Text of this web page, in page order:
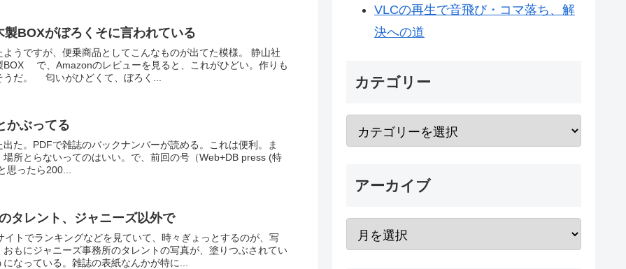
BOXがぼろくそに言われている
うですが、便乗商品としてこんなものが出てた模様。 静山社
BOX で、Amazonのレビューを見ると、これがひどい。作りも
うだ。 匂いがひどくて、ぼろく...
かぶってる
た。PDFで雑誌のバックナンバーが読める。これは便利。ま
所とらないってのはいい。で、前回の号（Web+DB press (特
思ったら200...
タレント、ジャニーズ以外で
トでランキングなどを見ていて、時々ぎょっとするのが、写
もにジャニーズ事務所のタレントの写真が、塗りつぶされてい
なっている。雑誌の表紙なんかが特に...
VLCの再生で音飛び・コマ落ち、解
決への道
カテゴリー
アーカイブ